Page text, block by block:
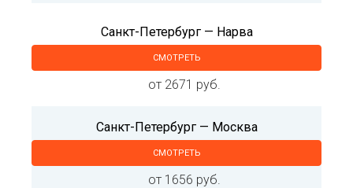
Санкт-Петербург — Нарва
СМОТРЕТЬ
от 2671 руб.
Санкт-Петербург — Москва
СМОТРЕТЬ
от 1656 руб.